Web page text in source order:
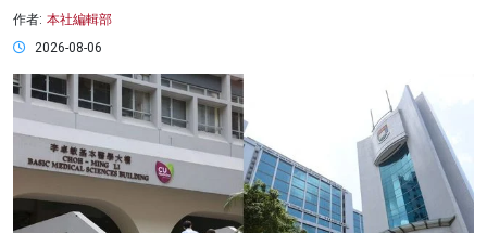
作者: 本社編輯部
2026-08-06